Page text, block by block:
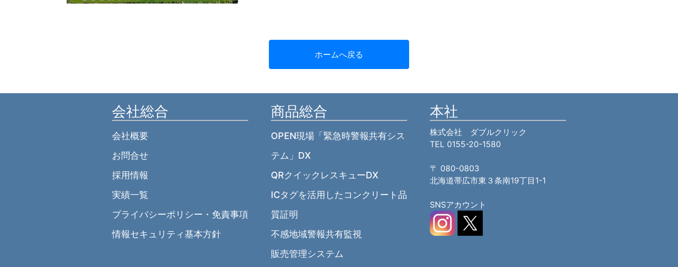
ホームへ戻る
会社総合
会社概要
お問合せ
採用情報
実績一覧
プライバシーポリシー・免責事項
情報セキュリティ基本方針
商品総合
OPEN現場「緊急時警報共有シス
テム」DX
QRクイックレスキューDX
ICタグを活用したコンクリート品
質証明
不感地域警報共有監視
販売管理システム
本社
株式会社 ダブルクリック
TEL 0155-20-1580
〒 080-0803
北海道帯広市東３条南19丁目1-1
SNSアカウント